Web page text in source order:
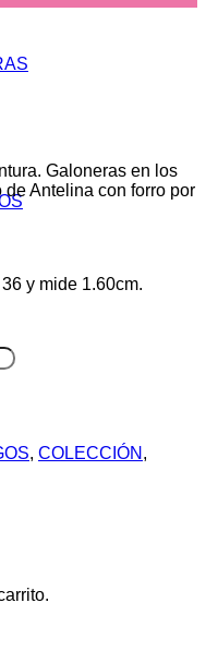
Galoneras en los
Antelina con forro por
y mide 1.60cm.
, COLECCIÓN ,